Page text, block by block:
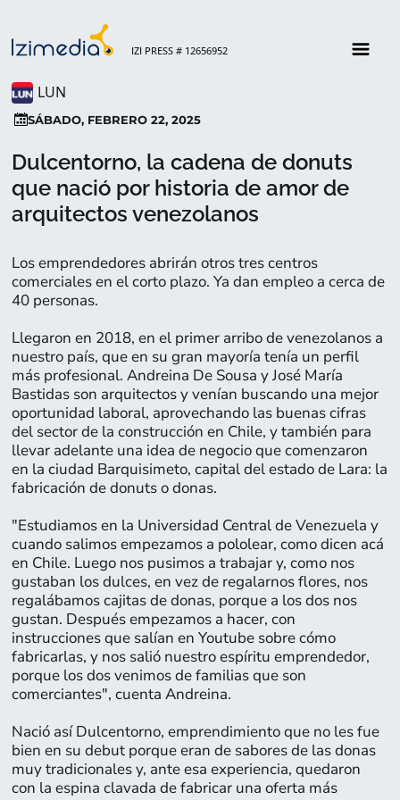
IZI PRESS # 12656952
LUN
SÁBADO, FEBRERO 22, 2025
Dulcentorno, la cadena de donuts
que nació por historia de amor de
arquitectos venezolanos
Los emprendedores abrirán otros tres centros
comerciales en el corto plazo. Ya dan empleo a cerca de
40 personas.
Llegaron en 2018, en el primer arribo de venezolanos a
nuestro país, que en su gran mayoría tenía un perfil
más profesional. Andreina De Sousa y José María
Bastidas son arquitectos y venían buscando una mejor
oportunidad laboral, aprovechando las buenas cifras
del sector de la construcción en Chile, y también para
llevar adelante una idea de negocio que comenzaron
en la ciudad Barquisimeto, capital del estado de Lara: la
fabricación de donuts o donas.
"Estudiamos en la Universidad Central de Venezuela y
cuando salimos empezamos a pololear, como dicen acá
en Chile. Luego nos pusimos a trabajar y, como nos
gustaban los dulces, en vez de regalarnos flores, nos
regalábamos cajitas de donas, porque a los dos nos
gustan. Después empezamos a hacer, con
instrucciones que salían en Youtube sobre cómo
fabricarlas, y nos salió nuestro espíritu emprendedor,
porque los dos venimos de familias que son
comerciantes", cuenta Andreina.
Nació así Dulcentorno, emprendimiento que no les fue
bien en su debut porque eran de sabores de las donas
muy tradicionales y, ante esa experiencia, quedaron
con la espina clavada de fabricar una oferta más
Página:
28